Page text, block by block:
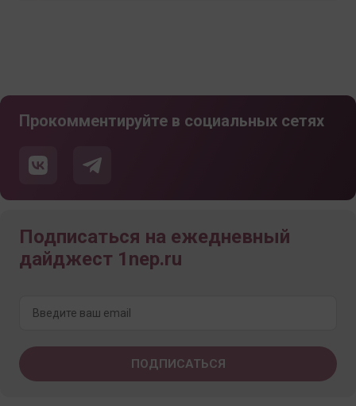
Прокомментируйте в социальных сетях
Подписаться на ежедневный
дайджест 1nep.ru